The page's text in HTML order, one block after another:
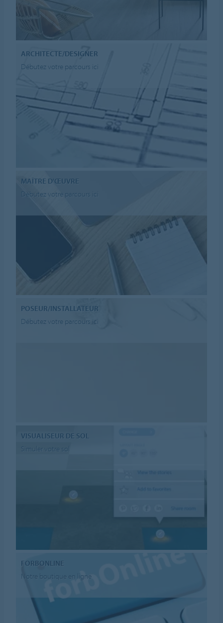
ARCHITECTE/DESIGNER
Débutez votre parcours ici
MAÎTRE D'ŒUVRE
Débutez votre parcours ici
POSEUR/INSTALLATEUR
Débutez votre parcours ici
VISUALISEUR DE SOL
Simuler votre sol
FORBONLINE
Notre boutique en ligne